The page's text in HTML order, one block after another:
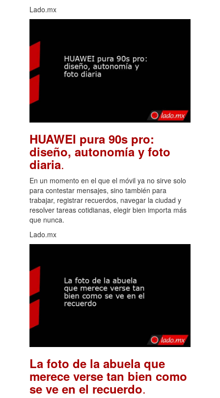
Lado.mx
HUAWEI pura 90s pro:
diseño, autonomía y foto
diaria.
En un momento en el que el móvil ya no sirve solo
para contestar mensajes, sino también para
trabajar, registrar recuerdos, navegar la ciudad y
resolver tareas cotidianas, elegir bien importa más
que nunca.
Lado.mx
La foto de la abuela que
merece verse tan bien como
se ve en el recuerdo.